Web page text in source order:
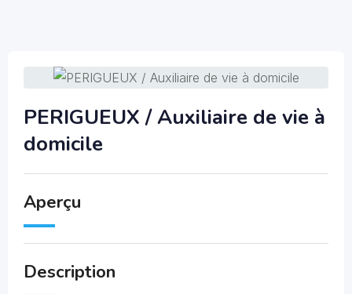
PERIGUEUX / Auxiliaire de vie à
domicile
Aperçu
Description